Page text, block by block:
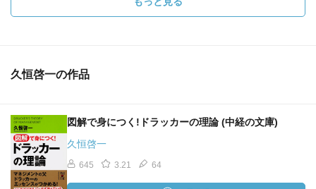
久恒啓一の作品
図解で身につく!ドラッカーの理論 (中経の文庫)
久恒啓一
645 3.21 64